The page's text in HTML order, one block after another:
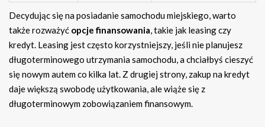
Decydując się na posiadanie samochodu miejskiego, warto
także rozważyć opcje finansowania, takie jak leasing czy
kredyt. Leasing jest często korzystniejszy, jeśli nie planujesz
długoterminowego utrzymania samochodu, a chciałbyś cieszyć
się nowym autem co kilka lat. Z drugiej strony, zakup na kredyt
daje większą swobodę użytkowania, ale wiąże się z
długoterminowym zobowiązaniem finansowym.